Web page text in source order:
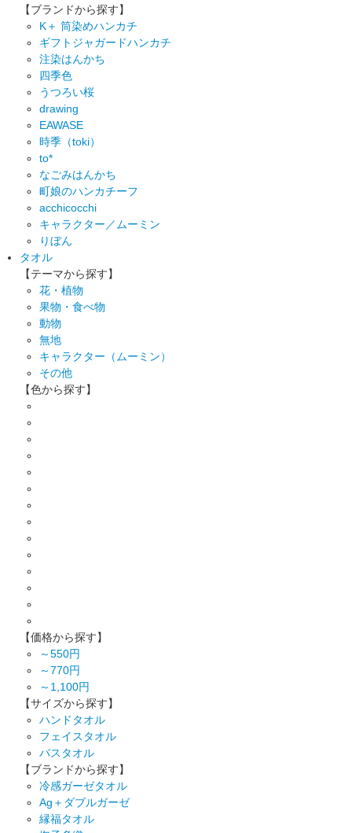
【ブランドから探す】
K＋ 筒染めハンカチ
ギフトジャガードハンカチ
注染はんかち
四季色
うつろい桜
drawing
EAWASE
時季（toki）
to*
なごみはんかち
町娘のハンカチーフ
acchicocchi
キャラクター／ムーミン
りぼん
タオル
【テーマから探す】
花・植物
果物・食べ物
動物
無地
キャラクター（ムーミン）
その他
【色から探す】
【価格から探す】
～550円
～770円
～1,100円
【サイズから探す】
ハンドタオル
フェイスタオル
バスタオル
【ブランドから探す】
冷感ガーゼタオル
Ag＋ダブルガーゼ
縁福タオル